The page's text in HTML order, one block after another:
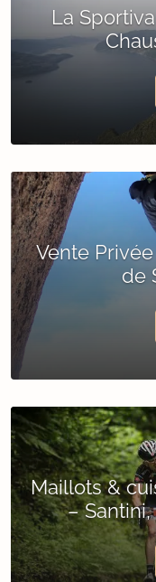
La
Vente
de
Maillots &
–